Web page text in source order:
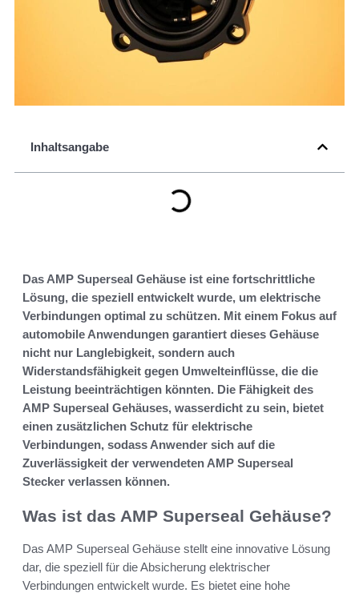
Inhaltsangabe
Das AMP Superseal Gehäuse ist eine fortschrittliche
Lösung, die speziell entwickelt wurde, um elektrische
Verbindungen optimal zu schützen. Mit einem Fokus auf
automobile Anwendungen garantiert dieses Gehäuse
nicht nur Langlebigkeit, sondern auch
Widerstandsfähigkeit gegen Umwelteinflüsse, die die
Leistung beeinträchtigen könnten. Die Fähigkeit des
AMP Superseal Gehäuses, wasserdicht zu sein, bietet
einen zusätzlichen Schutz für elektrische
Verbindungen, sodass Anwender sich auf die
Zuverlässigkeit der verwendeten AMP Superseal
Stecker verlassen können.
Was ist das AMP Superseal Gehäuse?
Das AMP Superseal Gehäuse stellt eine innovative Lösung
dar, die speziell für die Absicherung elektrischer
Verbindungen entwickelt wurde. Es bietet eine hohe